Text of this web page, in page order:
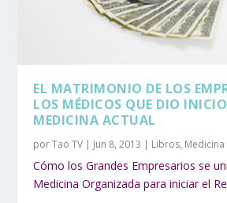
EL MATRIMONIO DE LOS
LOS MÉDICOS QUE DIO
MEDICINA ACTUAL
porTao TV | Jun 8, 2013 | Libros, Medicina
Cómo los Grandes Empresarios se
Medicina Organizada para iniciar el